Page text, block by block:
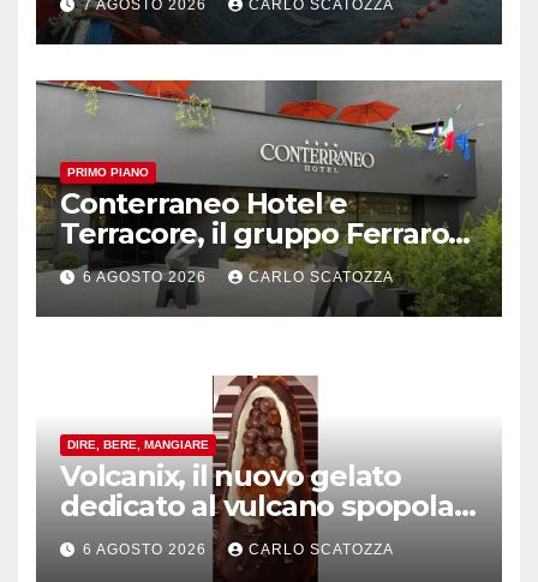
7 AGOSTO 2026 CARLO SCATOZZA
PRIMO PIANO
Conterraneo Hotel e
Terracore, il gruppo Ferraro
amplia l’ ospitalità e il gusto
alle porte di Caserta
6 AGOSTO 2026 CARLO SCATOZZA
DIRE, BERE, MANGIARE
Volcanix, il nuovo gelato
dedicato al vulcano spopola,
è nato a Caivano
6 AGOSTO 2026 CARLO SCATOZZA